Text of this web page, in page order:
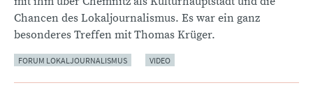
Chancen des Lokaljournalismus. Es war ein ganz
besonderes Treffen mit Thomas Krüger.
FORUM LOKALJOURNALISMUS VIDEO